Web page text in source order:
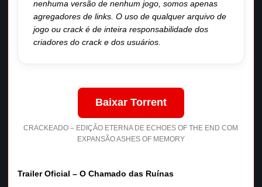
nenhuma versão de nenhum jogo, somos apenas
agregadores de links. O uso de qualquer arquivo de
jogo ou crack é de inteira responsabilidade dos
criadores do crack e dos usuários.
Baixar Torrent
CRACKEADO – EDIÇÃO ETERNA DE ECHOES OF THE END COM
EXPANSÃO ASHES OF MEMORY
Trailer Oficial – O Chamado das Ruínas